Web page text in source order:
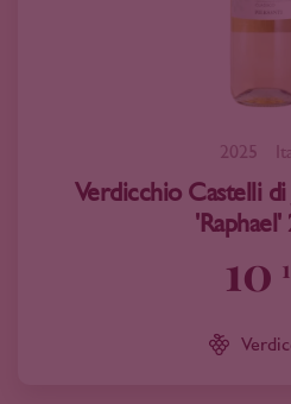
2025
Verdicchio Castelli di
'Raphael'
10